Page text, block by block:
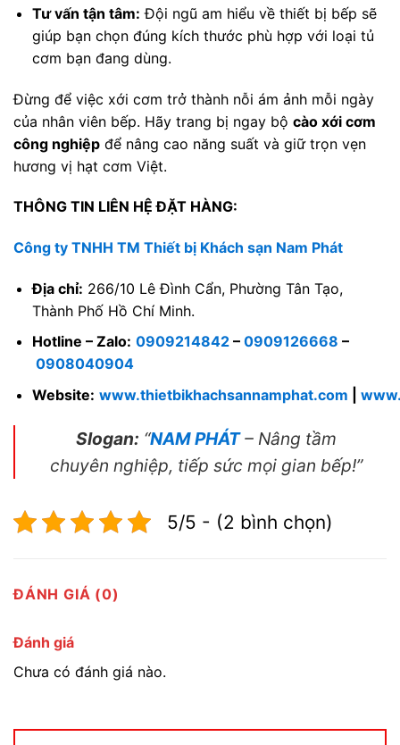
Tư vấn tận tâm: Đội ngũ am hiểu về thiết bị bếp sẽ
giúp bạn chọn đúng kích thước phù hợp với loại tủ
cơm bạn đang dùng.
Đừng để việc xới cơm trở thành nỗi ám ảnh mỗi ngày
của nhân viên bếp. Hãy trang bị ngay bộ cào xới cơm
công nghiệp để nâng cao năng suất và giữ trọn vẹn
hương vị hạt cơm Việt.
THÔNG TIN LIÊN HỆ ĐẶT HÀNG:
Công ty TNHH TM Thiết bị Khách sạn Nam Phát
Địa chỉ: 266/10 Lê Đình Cẩn, Phường Tân Tạo,
Thành Phố Hồ Chí Minh.
Hotline – Zalo: 0909214842– 0909126668 –
0908040904
Website: www.thietbikhachsannamphat.com
Slogan: “NAM PHÁT– Nâng tầm
chuyên nghiệp, tiếp sức mọi gian bếp!”
5/5 - (2 bình chọn)
ĐÁNH GIÁ (0)
Đánh giá
Chưa có đánh giá nào.